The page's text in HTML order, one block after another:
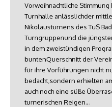
Vorweihnachtliche
Turnhalle anlässlichder
Nikolausturnens des TuS
Turngruppenund die
in dem zweistündigen
buntenQuerschnitt der
für ihre Vorführungen nicht
bedacht,sondern erhielten
auch noch eine süße
turnerischen Reigen…